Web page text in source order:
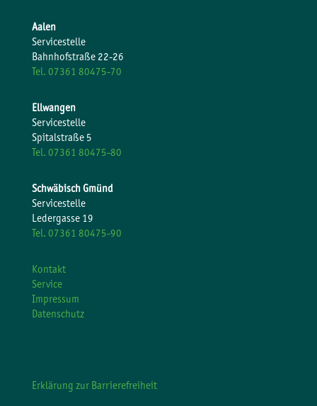
Aalen
Servicestelle
Bahnhofstraße 22-26
Tel. 07361 80475-70
Ellwangen
Servicestelle
Spitalstraße 5
Tel. 07361 80475-80
Schwäbisch Gmünd
Servicestelle
Ledergasse 19
Tel. 07361 80475-90
Kontakt
Service
Impressum
Datenschutz
Erklärung zur Barrierefreiheit